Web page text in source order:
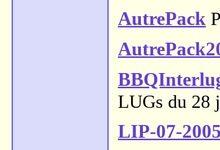
AutrePack
LUGs du 28
LIP-07-